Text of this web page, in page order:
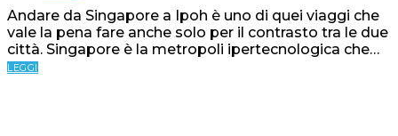
Andare da Singapore a Ipoh è uno di quei viaggi che
vale la pena fare anche solo per il contrasto tra le due
città. Singapore è la metropoli ipertecnologica che…
LEGGI